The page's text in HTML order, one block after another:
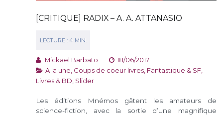
[CRITIQUE] RADIX – A. A. ATTANASIO
Mickaël Barbato
18/06/2017
A la une Coups de coeur livres Fantastique & SF
Livres & BD Slider
Les éditions Mnémos gâtent les amateurs de
science-fiction, avec la sortie d’une magnifique